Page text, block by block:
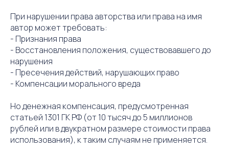
При нарушении права авторства или права на имя
автор может требовать:
- Признания права
- Восстановления положения, существовавшего до
нарушения
- Пресечения действий, нарушающих право
- Компенсации морального вреда
Но денежная компенсация, предусмотренная
статьей 1301 ГК РФ (от 10 тысяч до 5 миллионов
рублей или в двукратном размере стоимости права
использования), к таким случаям не применяется.